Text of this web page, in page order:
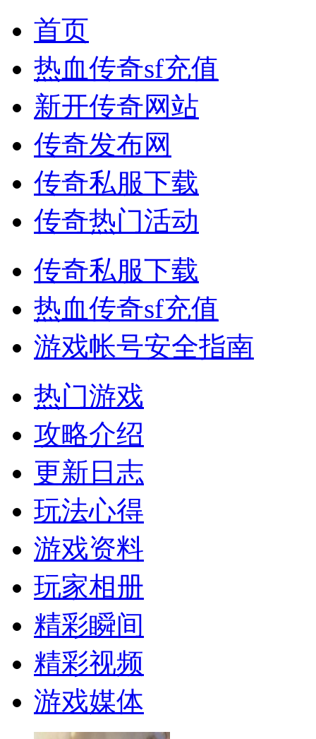
首页
热血传奇sf充值
新开传奇网站
传奇发布网
传奇私服下载
传奇热门活动
传奇私服下载
热血传奇sf充值
游戏帐号安全指南
热门游戏
攻略介绍
更新日志
玩法心得
游戏资料
玩家相册
精彩瞬间
精彩视频
游戏媒体